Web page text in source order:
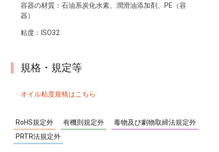
容器の材質：石油系炭化水素、潤滑油添加剤、PE（容
器）
粘度：ISO32
規格・規定等
オイル粘度規格はこちら
RoHS規定外 有機則規定外
毒物及び劇物取締法規定外
PRTR法規定外